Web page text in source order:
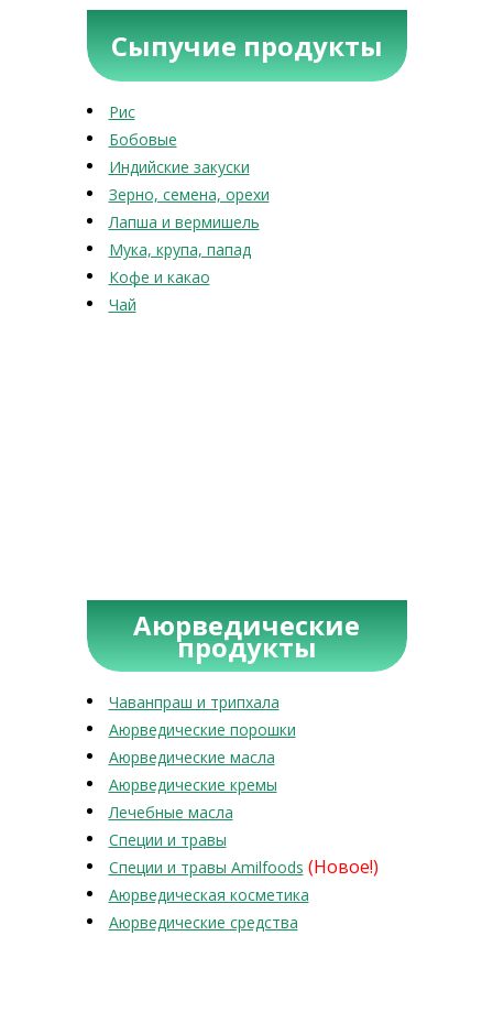
Сыпучие продукты
Рис
Бобовые
Индийские закуски
Зерно, семена, орехи
Лапша и вермишель
Мука, крупа, папад
Кофе и какао
Чай
Аюрведические
продукты
Чаванпраш и трипхала
Аюрведические порошки
Аюрведические масла
Аюрведические кремы
Лечебные масла
Специи и травы
Специи и травы Amilfoods (Новое!)
Аюрведическая косметика
Аюрведические средства